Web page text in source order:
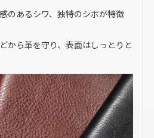
のあるシワ、独特のシボが特徴
から革を守り、表面はしっとりと